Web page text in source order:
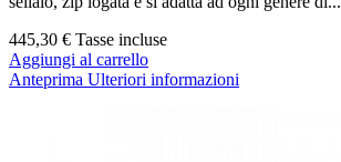
445,30 € Tasse incluse
Aggiungi al carrello
Anteprima Ulteriori informazioni